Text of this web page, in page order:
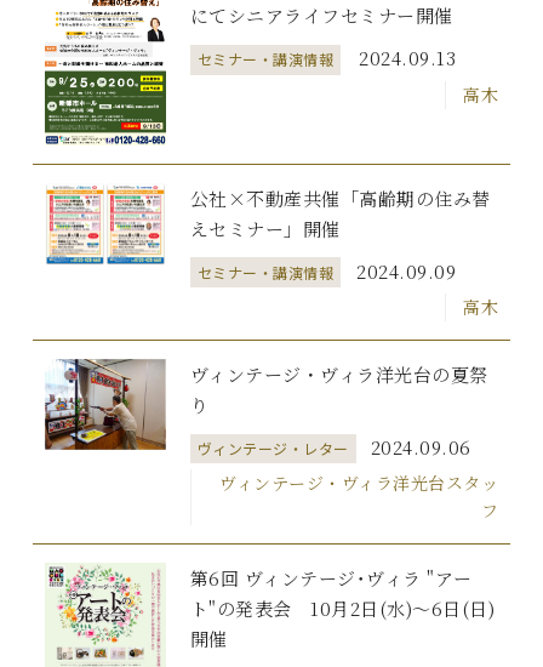
にてシニアライフセミナー開催
セミナー・講演情報 2024.09.13
高木
公社×不動産共催「高齢期の住み替
えセミナー」開催
セミナー・講演情報 2024.09.09
高木
ヴィンテージ・ヴィラ洋光台の夏祭
り
ヴィンテージ・レター 2024.09.06
ヴィンテージ・ヴィラ洋光台スタッ
フ
第6回 ヴィンテージ･ヴィラ "アー
ト"の発表会 10月2日(水)～6日(日)
開催